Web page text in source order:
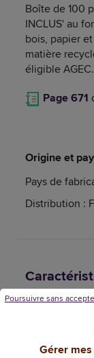
Boîte de 100
INCLUS' au
bois, papier
matière
éligible AGEC.
Page 671
Origine et
Pays de
Distribution :
Informations
Dimensions
Gérer
Poursuivre sans